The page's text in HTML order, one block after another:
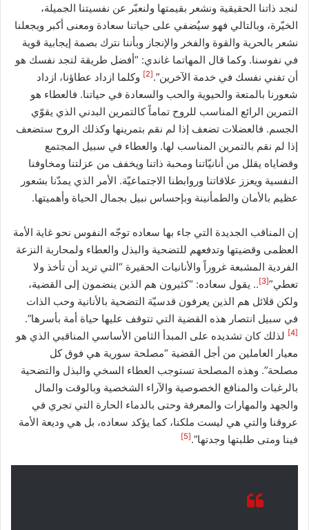
لنجد ذاتنا الحقيقية ونشعر بقيمتها ولنعبّر عن نفسيتنا الجميلة،
الخيّرة، وبالتالي فهو سيُضفي على حياتنا سعادة ومعنى أكبر ويجعلنا
نشعر بالحرية والقوة والفخر والإنجاز وبأننا نترك بصمة إيجابية قوية
في نفوسنا. وكما قال المهاتما غاندي: “أفضل طريقة لتجد نفسك هو
أن تفني نفسك في خدمة الآخرين”.[2]
وكلما ازداد عطاؤنا، ازداد
شعورنا بالمتعة والحيوية والحب والسعادة في حياتنا. فالعطاء هو
التمرين الرائع المناسب للروح تماماً كالتمرين البدني الذي يقوّي
الجسم. فالعضلات تضعف إذا لم نقم بتمرينها وكذلك الروح ستضعف
إذا لم نقم بالتمرين المناسب لها. والعطاء في سبيل المجتمع
وقضاياه يقلل من أنانيّاتنا ومحبة ذاتنا ويخفف من عزلتنا ومخاوفنا
النفسية ويعزز علاقاتنا وروابطنا الاجتماعيّة. الأمر الذي يمدّنا بشعور
عظيم بالأمان والطمأنينة وبإحساس نبيل بجمال الحياة وأهميتها.
إن المناقب الجديدة التي جاء بها سعاده توجّه النفوس نحو غاية الأمة
العظمى وقضيتها وتدفعهم للتضحية والبذل والعطاء ولمحاربة النزعة
الفردية المشبعة غروراً والأنانيات الحقيرة “التي تريد أن تأخذ ولا
تعطي”[3]
.. يقول سعاده: “كثيرون هم الذين ‏ينضمون إلى القضية،
ولكن قلائل هم الذين يعرفون قدسيّة التضحية بالأنانية وحب‎ ‏الذات
في سبيل انتصار هذه القضية التي تتوقف عليها حياة أمة بأسرها”.‎
[4] لذلك كان تشديده على المبدأ الثامن الأساسي المناقبي الذي هو
معيار العاملين من أجل القضية “مصلحة سورية هي فوق كل
مصلحة”. وهذه المصلحة تستوجب العطاء السخي والبذل والتضحية
بالرغبات والمنافع الخصوصية والآراء الشخصية وبالوقت والمال
والجهد والمهارات والمعرفة وحتى بالدماء الحارة التي تجري في
عروقنا والتي هي ليست ملكنا، كما يؤكد سعاده، بل هي وديعة الأمة
فينا ومتى طلبتها وجدتها”.[5]